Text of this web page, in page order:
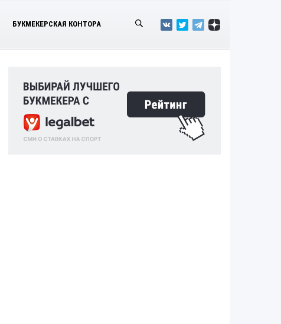
БУКМЕКЕРСКАЯ КОНТОРА